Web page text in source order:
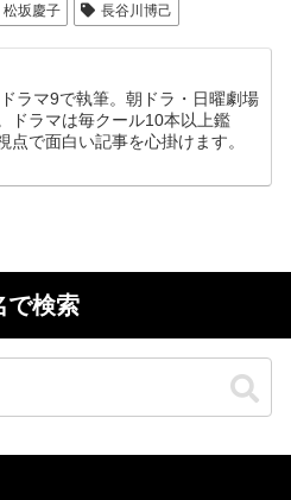
松坂慶子 長谷川博己
ラマ9で執筆。朝ドラ・日曜劇場
ドラマは毎クール10本以上鑑
点で面白い記事を心掛けます。
で検索